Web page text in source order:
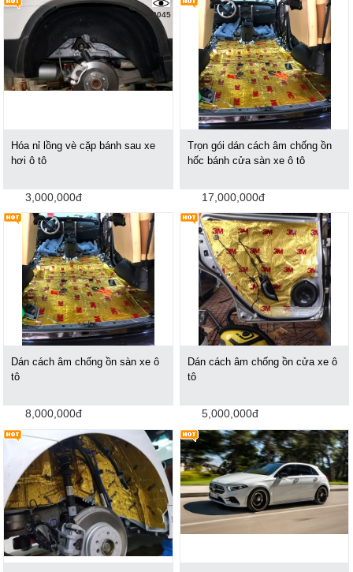
2045
Hóa nỉ lồng vè cặp bánh sau xe
hơi ô tô
3,000,000đ
Trọn gói dán cách âm chống ồn
hốc bánh cửa sàn xe ô tô
17,000,000đ
Dán cách âm chống ồn sàn xe ô
tô
8,000,000đ
Dán cách âm chống ồn cửa xe ô
tô
5,000,000đ